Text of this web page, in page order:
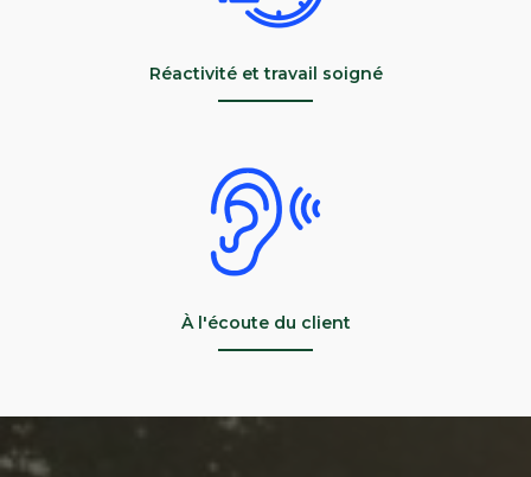
Réactivité et travail soigné
À l'écoute du client